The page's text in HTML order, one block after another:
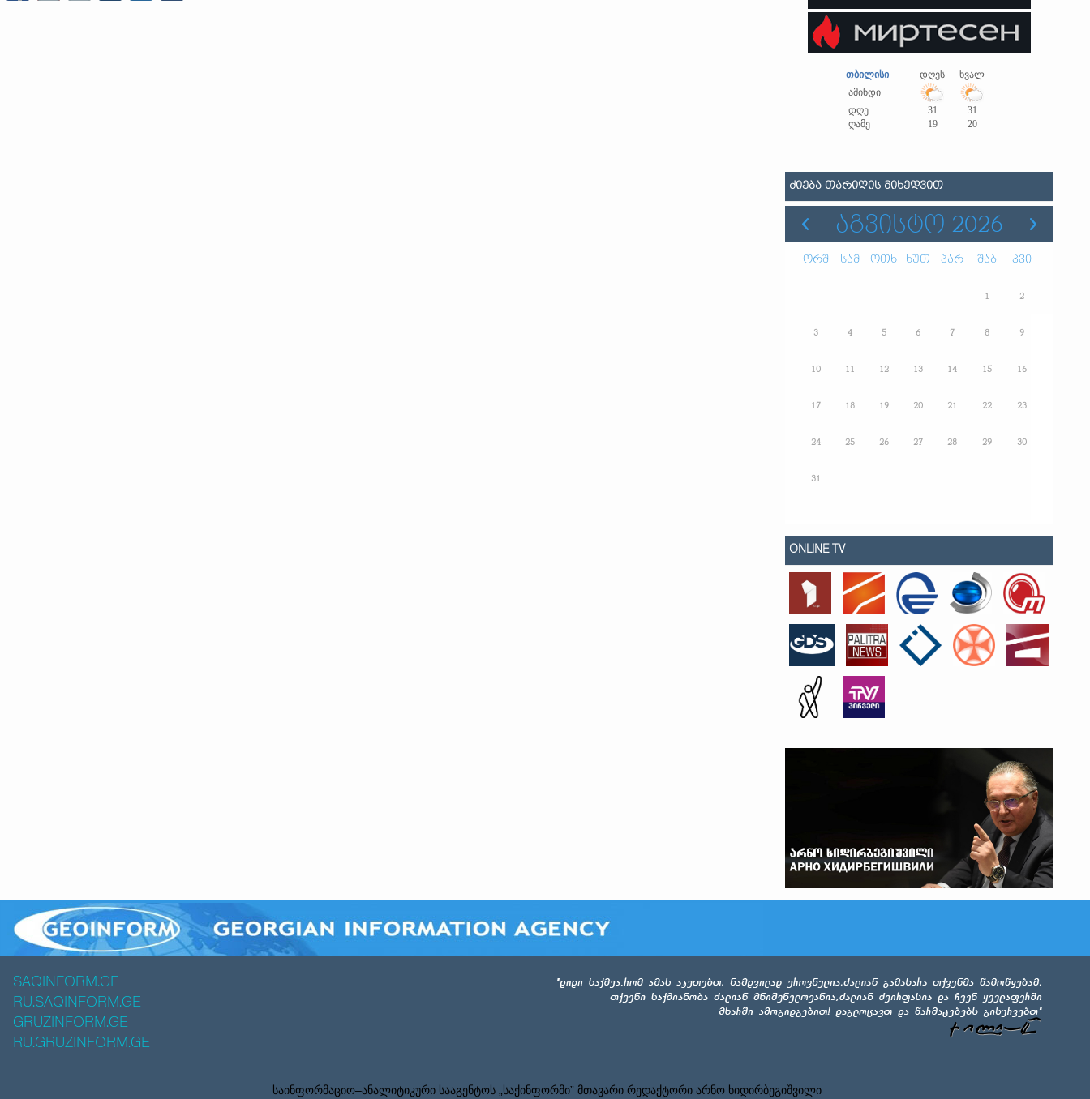
თბილისი დღეს
ხვალ
ამინდი
დღე
31
31
ღამე
19 20
ᲫᲘᲔᲑᲐ ᲗᲐᲠᲘᲦᲘᲡ ᲛᲘᲮᲔᲓᲕᲘᲗ
ᲐᲒᲕᲘᲡᲢᲝ 2026
ორშ სამ ოთხ ხუთ პარ შაბ კვი
1 2
3 4 5 6 7 8 9
10 11 12 13 14 15 16
17 18 19 20 21 22 23
24 25 26 27 28 29 30
31
ONLINE TV
SAQINFORM.GE
RU.SAQINFORM.GE
GRUZINFORM.GE
RU.GRUZINFORM.GE
საინფორმაციო–ანალიტიკური სააგენტოს „საქინფორმი” მთავარი რედაქტორი არნო ხიდირბეგიშვილი